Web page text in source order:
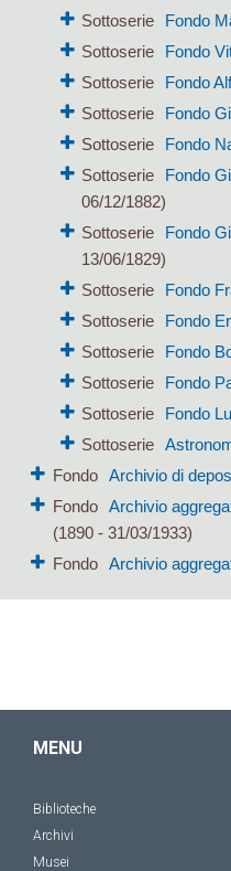
Sottoserie
Fondo
Sottoserie
Fondo
Sottoserie
Fondo
Sottoserie
Fondo
Sottoserie
Fondo
Sottoserie
Fondo
06/12/1882)
Sottoserie
Fondo
13/06/1829)
Sottoserie
Fondo
Sottoserie
Fondo
Sottoserie
Fondo
Sottoserie
Fondo
Sottoserie
Fondo
Sottoserie
Fondo
Archivio di
Fondo
Archivio
(1890 - 31/03/1933)
Fondo
Archivio
MENU
Biblioteche
Archivi
Musei